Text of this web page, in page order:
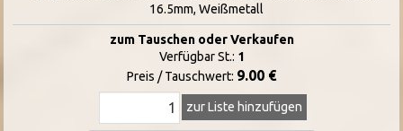
16.5mm, Weißmetall
zum Tauschen oder Verkaufen
Verfügbar St.: 1
Preis / Tauschwert: 9.00 €
zur Liste hinzufügen